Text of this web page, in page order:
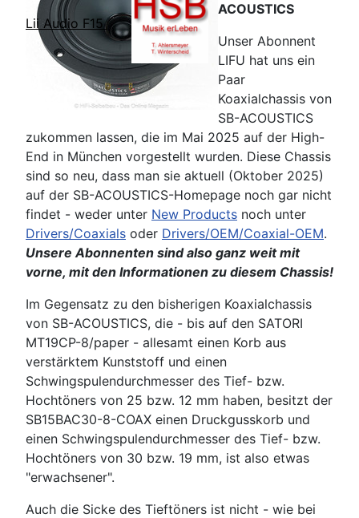
Lii Audio F15
ACOUSTICS
Unser Abonnent
LIFU hat uns ein
Paar
Koaxialchassis von
SB-ACOUSTICS
zukommen lassen, die im Mai 2025 auf der High-
End in München vorgestellt wurden. Diese Chassis
sind so neu, dass man sie aktuell (Oktober 2025)
auf der SB-ACOUSTICS-Homepage noch gar nicht
findet - weder unter New Products noch unter
Drivers/Coaxials oder Drivers/OEM/Coaxial-OEM.
Unsere Abonnenten sind also ganz weit mit
vorne, mit den Informationen zu diesem Chassis!
Im Gegensatz zu den bisherigen Koaxialchassis
von SB-ACOUSTICS, die - bis auf den SATORI
MT19CP-8/paper - allesamt einen Korb aus
verstärktem Kunststoff und einen
Schwingspulendurchmesser des Tief- bzw.
Hochtöners von 25 bzw. 12 mm haben, besitzt der
SB15BAC30-8-COAX einen Druckgusskorb und
einen Schwingspulendurchmesser des Tief- bzw.
Hochtöners von 30 bzw. 19 mm, ist also etwas
"erwachsener".
Auch die Sicke des Tieftöners ist nicht - wie bei